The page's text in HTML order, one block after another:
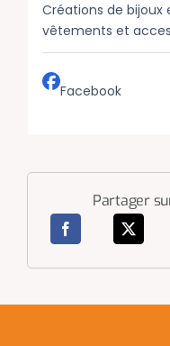
Créations de
vêtements et
Facebook
Partager